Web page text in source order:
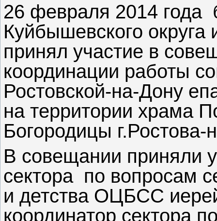
26 февраля 2014 года
Куйбышевского
принял участие в
координации работы
Ростовской-на-Дону
на территории храма
Богородицы
В совещании приняли
сектора по вопросам
и детства ОЦБСС
координатор сектора